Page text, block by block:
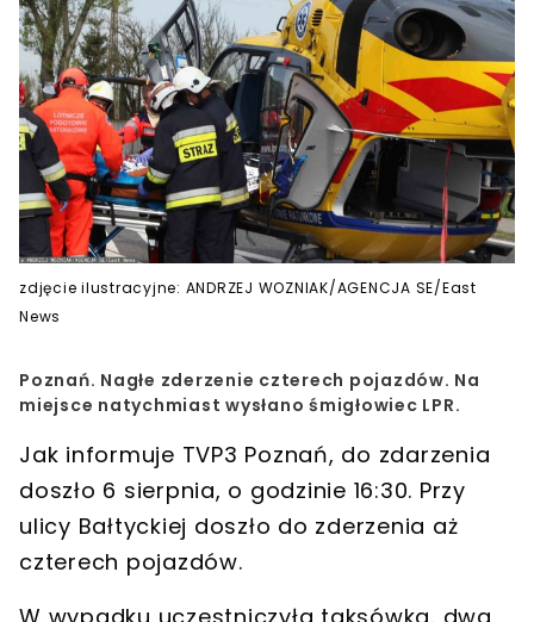
zdjęcie ilustracyjne: ANDRZEJ WOZNIAK/AGENCJA SE/East
News
Poznań. Nagłe zderzenie czterech pojazdów. Na
miejsce natychmiast wysłano śmigłowiec LPR.
Jak informuje TVP3 Poznań, do zdarzenia
doszło 6 sierpnia, o godzinie 16:30. Przy
ulicy Bałtyckiej doszło do zderzenia aż
czterech pojazdów.